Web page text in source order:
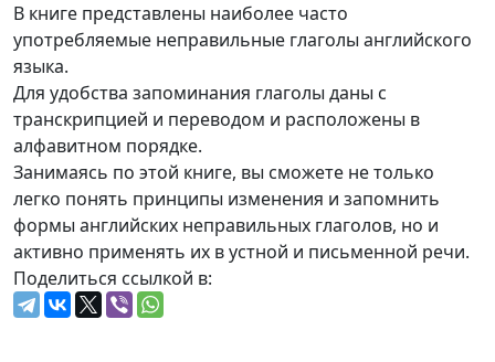
В книге представлены наиболее часто
употребляемые неправильные глаголы английского
языка.
Для удобства запоминания глаголы даны с
транскрипцией и переводом и расположены в
алфавитном порядке.
Занимаясь по этой книге, вы сможете не только
легко понять принципы изменения и запомнить
формы английских неправильных глаголов, но и
активно применять их в устной и письменной речи.
Поделиться ссылкой в: